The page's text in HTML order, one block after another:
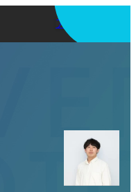
アプリを使う